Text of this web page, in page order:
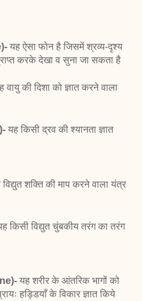
यह ऐसा फोन है जिसमें श्रव्य-दृश्य
करके देखा व सुना जा सकता है
वायु की दिशा को ज्ञात करने वाला
यह किसी द्रव की श्यानता ज्ञात
शक्ति की माप करने वाला यंत्र
किसी विद्युत चुंबकीय तरंग का तरंग
यह शरीर के आंतरिक भागों को
हड्डियाँ के विकार ज्ञात किये